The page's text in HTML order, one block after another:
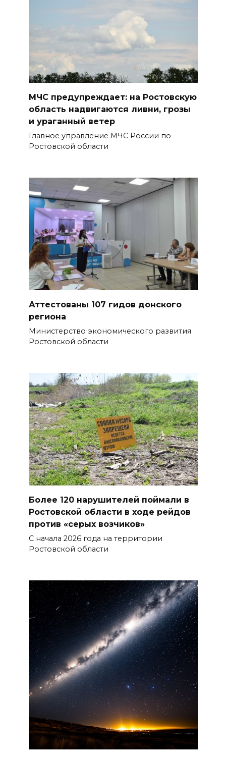
Меры поддержки после ЧС
07 августа 2026 17:48
На Дону обсудили
взаимодействие участников
избирательного процесса в
период ЕДГ-2026
Садовой, 94, обследуют
специалисты
07 августа 2026 17:03
Бетон и влага: эксперт ЮФУ
объяснил, почему
ростовчанам тяжело
переносить жару
МЧС предупреждает: на Ростовскую
область надвигаются ливни, грозы
и ураганный ветер
Главное управление МЧС России по
Ростовской области
Аттестованы 107 гидов донского
региона
Министерство экономического развития
Ростовской области
Более 120 нарушителей поймали в
Ростовской области в ходе рейдов
против «серых возчиков»
С начала 2026 года на территории
Ростовской области